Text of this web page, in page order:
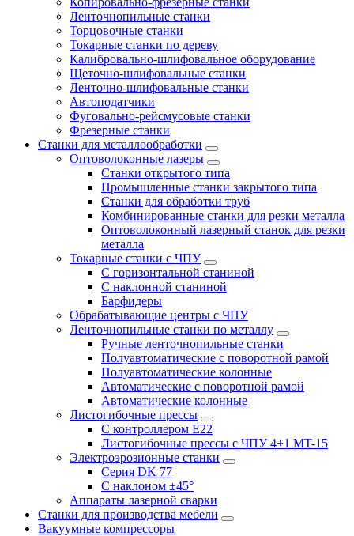
Ленточнопильные станки
Торцовочные станки
Токарные станки по дереву
Калибровально-шлифовальное оборудование
Щеточно-шлифовальные станки
Ленточно-шлифовальные станки
Автоподатчики
Фуговально-рейсмусовые станки
Фрезерные станки
Станки для металлообработки
Оптоволоконные лазеры
Станки открытого типа
Промышленные станки закрытого типа
Станки для обработки труб
Комбинированные станки для резки металла
Оптоволоконный лазерный станок для резки
металла
Токарные станки с ЧПУ
С горизонтальной станиной
С наклонной станиной
Барфидеры
Обрабатывающие центры с ЧПУ
Ленточнопильные станки по металлу
Ручные ленточнопильные станки
Полуавтоматические с поворотной рамой
Полуавтоматические колонные
Автоматические с поворотной рамой
Автоматические колонные
Листогибочные прессы
С контроллером E22
Листогибочные прессы с ЧПУ 4+1 MT-15
Электроэрозионные станки
Серия DK 77
С наклоном ±45°
Аппараты лазерной сварки
Станки для производства мебели
Вакуумные компрессоры